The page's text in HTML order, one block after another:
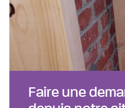
Faire une